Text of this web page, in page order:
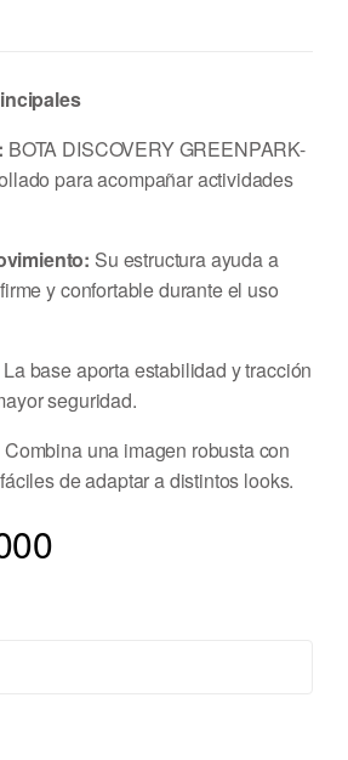
BOTA DISCOVERY GREENPARK-
para acompañar actividades
Su estructura ayuda a
y confortable durante el uso
La base aporta estabilidad y tracción
seguridad.
Combina una imagen robusta con
de adaptar a distintos looks.